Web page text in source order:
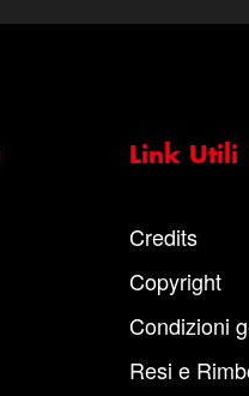
Link Utili
Credits
Copyright
Condizioni
Resi e